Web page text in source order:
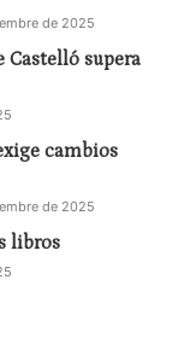
y Bungee
horas. El
de 11:00 a
se llevarán
Peón
de 2025
Castelló supera
cambios
de 2025
libros